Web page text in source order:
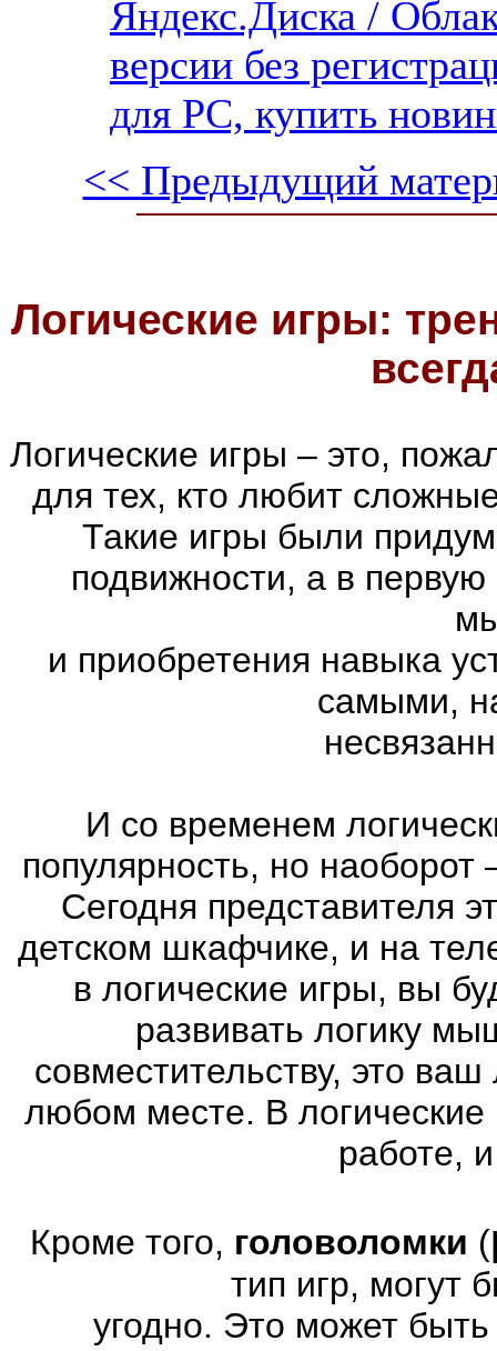
Яндекс.Диска /
версии без
для PC, купить
<< Предыдущий
Логические игры:
Логические игры – это,
для тех, кто любит
Такие игры были
подвижности, а в первую
и приобретения навыка
самыми,
И со временем
популярность, но наоборот
Сегодня представителя
детском шкафчике, и на
в логические игры, вы
развивать логику
совместительству, это
любом месте. В
работе,
Кроме того, головоломки (
тип игр, могут
угодно. Это может